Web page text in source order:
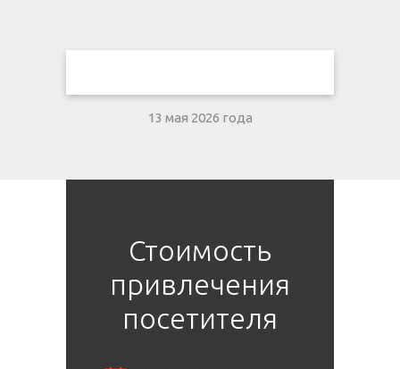
13 мая 2026 года
Стоимость
привлечения
посетителя